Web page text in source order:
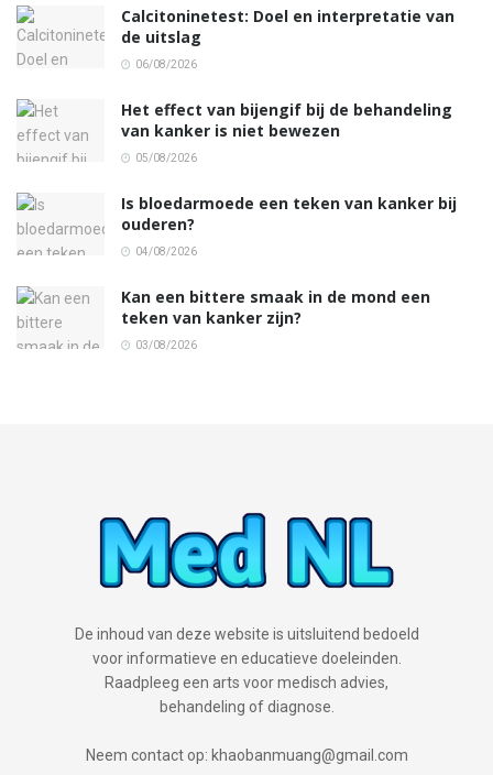
Calcitoninetest: Doel en interpretatie van
de uitslag
06/08/2026
Het effect van bijengif bij de behandeling
van kanker is niet bewezen
05/08/2026
Is bloedarmoede een teken van kanker bij
ouderen?
04/08/2026
Kan een bittere smaak in de mond een
teken van kanker zijn?
03/08/2026
De inhoud van deze website is uitsluitend bedoeld
voor informatieve en educatieve doeleinden.
Raadpleeg een arts voor medisch advies,
behandeling of diagnose.
Neem contact op: khaobanmuang@gmail.com